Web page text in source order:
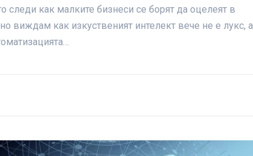
следи как малките бизнеси се борят да оцелеят в
виждам как изкуственият интелект вече не е лукс, а